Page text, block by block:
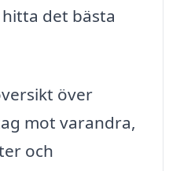
det bästa
över
mot varandra,
och